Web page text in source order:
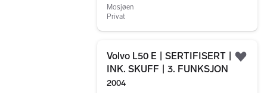
Mosjøen
Privat
Volvo L50 E | SERTIFISERT |
INK. SKUFF | 3. FUNKSJON
2004